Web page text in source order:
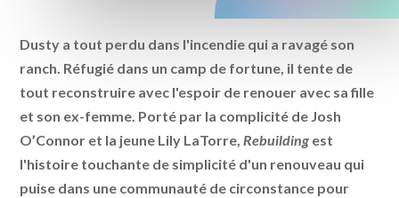
Dusty a tout perdu dans l'incendie qui a ravagé son
ranch. Réfugié dans un camp de fortune, il tente de
tout reconstruire avec l'espoir de renouer avec sa fille
et son ex-femme. Porté par la complicité de Josh
O’Connor et la jeune Lily LaTorre,Rebuilding est
l'histoire touchante de simplicité d'un renouveau qui
puise dans une communauté de circonstance pour